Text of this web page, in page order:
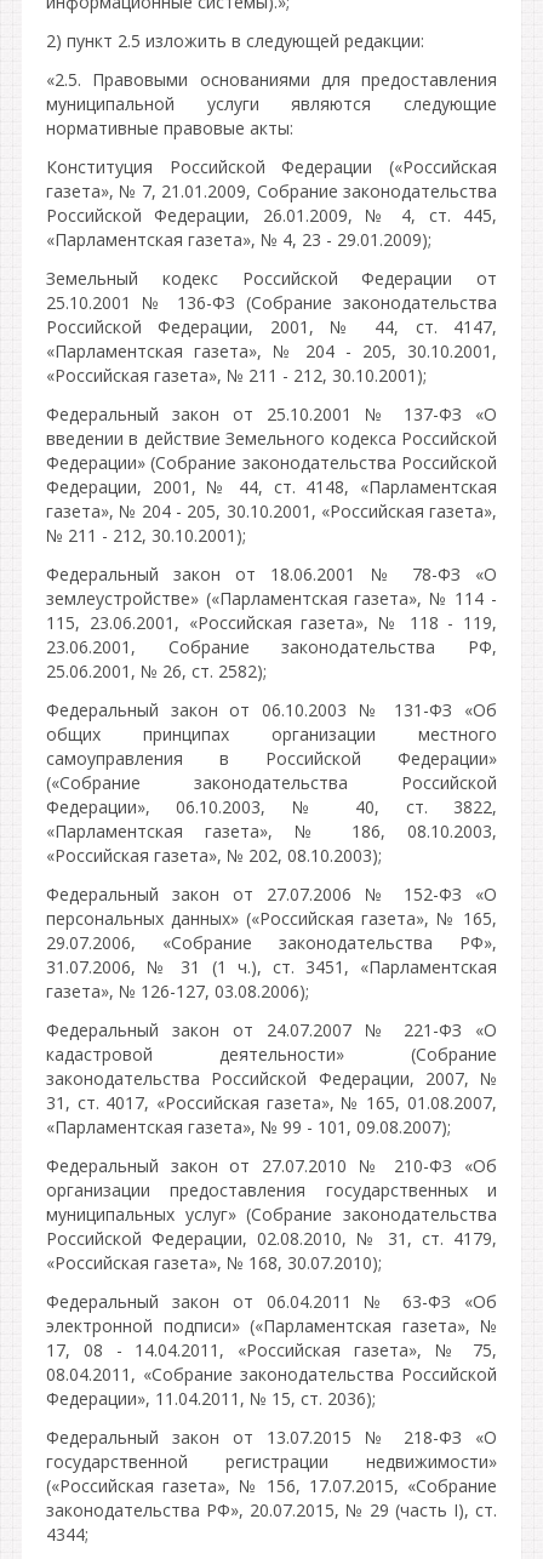
2) пункт 2.5 изложить в следующей редакции:
«2.5. Правовыми основаниями для предоставления
муниципальной услуги являются следующие
нормативные правовые акты:
Конституция Российской Федерации («Российская
газета», № 7, 21.01.2009, Собрание законодательства
Российской Федерации, 26.01.2009, № 4, ст. 445,
«Парламентская газета», № 4, 23 - 29.01.2009);
Земельный кодекс Российской Федерации от
25.10.2001 № 136-ФЗ (Собрание законодательства
Российской Федерации, 2001, № 44, ст. 4147,
«Парламентская газета», № 204 - 205, 30.10.2001,
«Российская газета», № 211 - 212, 30.10.2001);
Федеральный закон от 25.10.2001 № 137-ФЗ «О
введении в действие Земельного кодекса Российской
Федерации» (Собрание законодательства Российской
Федерации, 2001, № 44, ст. 4148, «Парламентская
газета», № 204 - 205, 30.10.2001, «Российская газета»,
№ 211 - 212, 30.10.2001);
Федеральный закон от 18.06.2001 № 78-ФЗ «О
землеустройстве» («Парламентская газета», № 114 -
115, 23.06.2001, «Российская газета», № 118 - 119,
23.06.2001, Собрание законодательства РФ,
25.06.2001, № 26, ст. 2582);
Федеральный закон от 06.10.2003 № 131-ФЗ «Об
общих принципах организации местного
самоуправления в Российской Федерации»
(«Собрание законодательства Российской
Федерации», 06.10.2003, № 40, ст. 3822,
«Парламентская газета», № 186, 08.10.2003,
«Российская газета», № 202, 08.10.2003);
Федеральный закон от 27.07.2006 № 152-ФЗ «О
персональных данных» («Российская газета», № 165,
29.07.2006, «Собрание законодательства РФ»,
31.07.2006, № 31 (1 ч.), ст. 3451, «Парламентская
газета», № 126-127, 03.08.2006);
Федеральный закон от 24.07.2007 № 221-ФЗ «О
кадастровой деятельности» (Собрание
законодательства Российской Федерации, 2007, №
31, ст. 4017, «Российская газета», № 165, 01.08.2007,
«Парламентская газета», № 99 - 101, 09.08.2007);
Федеральный закон от 27.07.2010 № 210-ФЗ «Об
организации предоставления государственных и
муниципальных услуг» (Собрание законодательства
Российской Федерации, 02.08.2010, № 31, ст. 4179,
«Российская газета», № 168, 30.07.2010);
Федеральный закон от 06.04.2011 № 63-ФЗ «Об
электронной подписи» («Парламентская газета», №
17, 08 - 14.04.2011, «Российская газета», № 75,
08.04.2011, «Собрание законодательства Российской
Федерации», 11.04.2011, № 15, ст. 2036);
Федеральный закон от 13.07.2015 № 218-ФЗ «О
государственной регистрации недвижимости»
(«Российская газета», № 156, 17.07.2015, «Собрание
законодательства РФ», 20.07.2015, № 29 (часть I), ст.
4344;